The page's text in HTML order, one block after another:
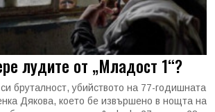
лудите от „Младост 1“?
бруталност, убийството на 77-годишната
Дякова, което бе извършено в нощта на